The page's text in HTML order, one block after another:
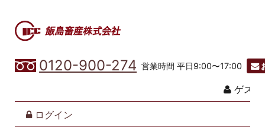
0120-900-274 営業時間 平日9:00〜17:00
ゲスト
ログイン